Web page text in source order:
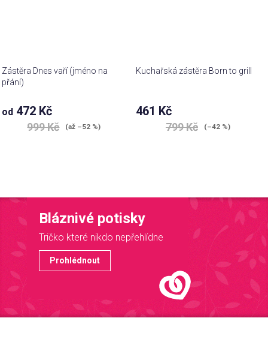
Zástěra Dnes vaří (jméno na
přání)
od 472 Kč
999 Kč (až –52 %)
Kuchařská zástěra Born to grill
461 Kč
799 Kč (–42 %)
Bláznivé potisky
Tričko které nikdo nepřehlídne
Prohlédnout